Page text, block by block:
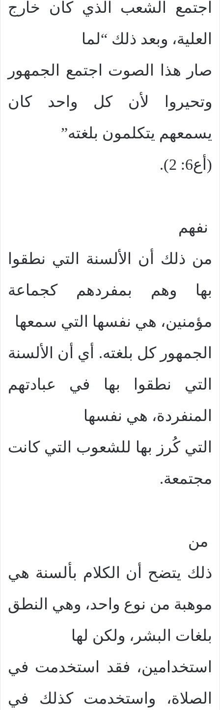
اجتمع الشعب الذي كان خارج
العلية، وبعد ذلك “لما
صار هذا الصوت اجتمع الجمهور
وتحيروا لأن كل واحد كان
يسمعهم يتكلمون بلغته”
(أع6: 2).
نفهم
من ذلك أن الألسنة التي نطقوا
بها وهم بمفردهم كجماعة
مؤمنين، هي نفسها التي سمعها
الجمهور كل بلغته. أي أن الألسنة
التي نطقوا بها في عبادتهم
المنفردة، هي نفسها
التي كُرز بها للشعوب التي كانت
مجتمعة.
من
ذلك يتضح أن الكلام بألسنة هي
موهبة من نوع واحد، وهي النطق
بلغات البشر، ولكن لها
استخدامين، فقد استخدمت في
الصلاة، واستخدمت كذلك في